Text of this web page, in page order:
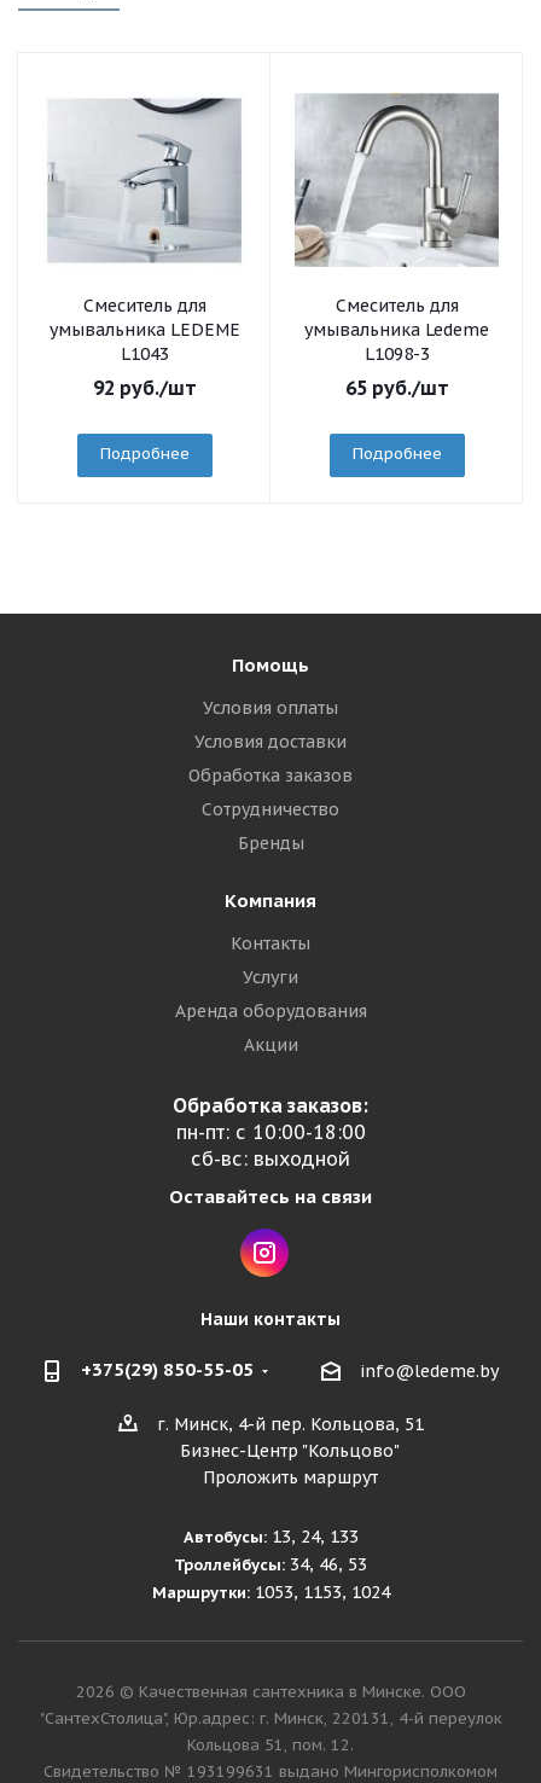
Смеситель для
умывальника LEDEME
L1043
92 руб./шт
Подробнее
Смеситель для
умывальника Ledeme
L1098-3
65руб./шт
Подробнее
Помощь
Условия оплаты
Условия доставки
Обработка заказов
Сотрудничество
Бренды
Компания
Контакты
Услуги
Аренда оборудования
Акции
Обработка заказов:
пн-пт: с 10:00-18:00
сб-вс: выходной
Оставайтесь на связи
Наши контакты
+375(29) 850-55-05 info@ledeme.by
г. Минск, 4-й пер. Кольцова, 51
Бизнес-Центр "Кольцово"
Проложить маршрут
Автобусы:13, 24, 133
Троллейбусы: 34, 46, 53
Маршрутки:1053, 1153, 1024
2026 © Качественная сантехника в Минске. ООО
"СантехСтолица", Юр.адрес: г. Минск, 220131, 4-й переулок
Кольцова 51, пом. 12.
Cвидетельство № 193199631 выдано Мингорисполкомом